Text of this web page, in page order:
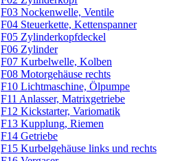
F03 Nockenwelle, Ventile
F04 Steuerkette, Kettenspanner
F05 Zylinderkopfdeckel
F06 Zylinder
F07 Kurbelwelle, Kolben
F08 Motorgehäuse rechts
F10 Lichtmaschine, Ölpumpe
F11 Anlasser, Matrixgetriebe
F12 Kickstarter, Variomatik
F13 Kupplung, Riemen
F14 Getriebe
F15 Kurbelgehäuse links und rechts